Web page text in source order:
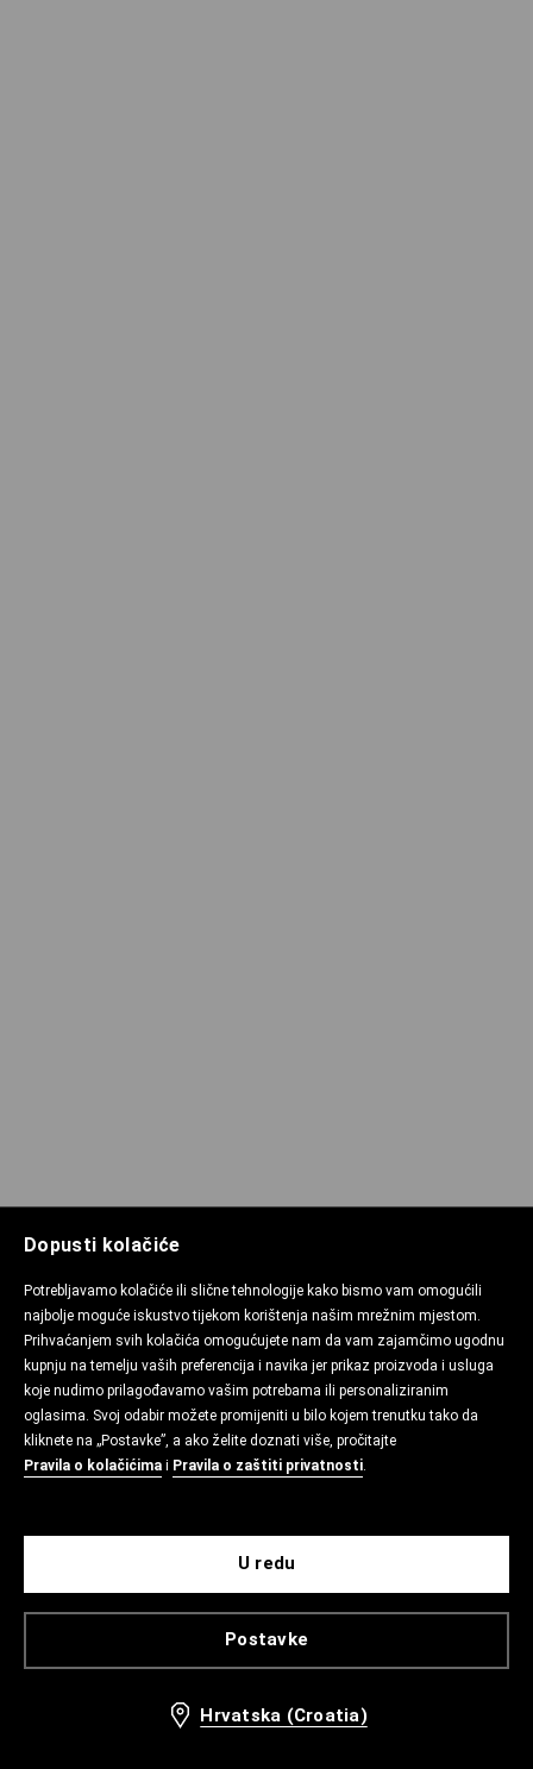
Dopusti kolačiće
Potrebljavamo kolačiće ili slične tehnologije kako bismo vam omogućili
najbolje moguće iskustvo tijekom korištenja našim mrežnim mjestom.
Prihvaćanjem svih kolačića omogućujete nam da vam zajamčimo ugodnu
kupnju na temelju vaših preferencija i navika jer prikaz proizvoda i usluga
koje nudimo prilagođavamo vašim potrebama ili personaliziranim
oglasima. Svoj odabir možete promijeniti u bilo kojem trenutku tako da
kliknete na „Postavke”, a ako želite doznati više, pročitajte
Pravila o kolačićima i Pravila o zaštiti privatnosti.
Postavke
U redu
Hrvatska (Croatia)